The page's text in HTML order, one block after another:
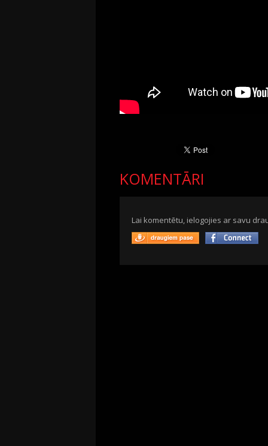
KOMENTĀRI
Lai komentētu, ielogojies ar savu